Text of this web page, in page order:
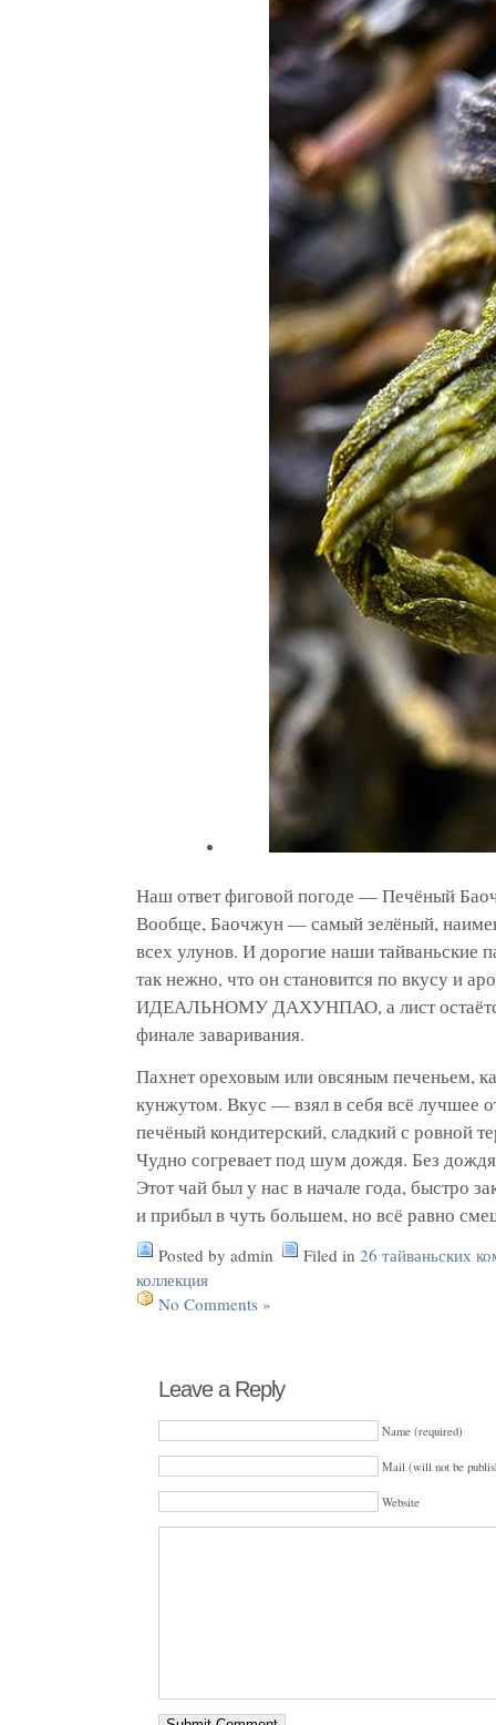
Наш ответ фиговой погоде — Печёный
Вообще, Баочжун — самый зелёный,
всех улунов. И дорогие наши тайваньские
так нежно, что он становится по вкусу и
ИДЕАЛЬНОМУ ДАХУНПАО, а лист
финале заваривания.
Пахнет ореховым или овсяным печеньем,
кунжутом. Вкус — взял в себя всё лучшее
печёный кондитерский, сладкий с ровной
Чудно согревает под шум дождя. Без
Этот чай был у нас в начале года, быстро
и прибыл в чуть большем, но всё равно
Posted by admin Filed in 26 тайваньских
коллекция
No Comments »
Leave a Reply
Name (required)
Mail (will not be
Website